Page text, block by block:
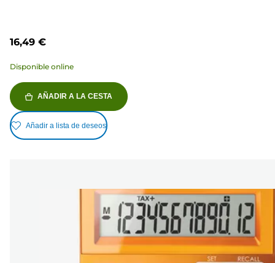
16,49 €
Disponible online
AÑADIR A LA CESTA
Añadir a lista de deseos